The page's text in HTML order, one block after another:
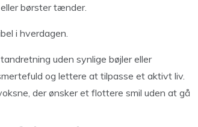
børster tænder.
i hverdagen.
uden synlige bøjler eller
og lettere at tilpasse et aktivt liv.
der ønsker et flottere smil uden at gå